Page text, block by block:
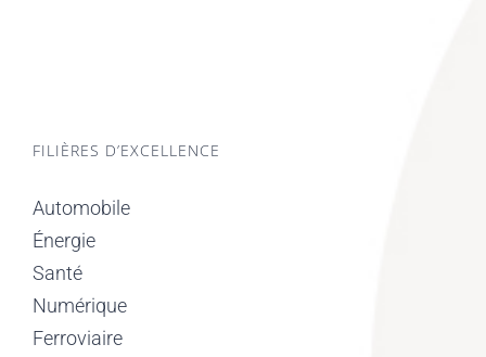
FILIÈRES D’EXCELLENCE
Automobile
Énergie
Santé
Numérique
Ferroviaire